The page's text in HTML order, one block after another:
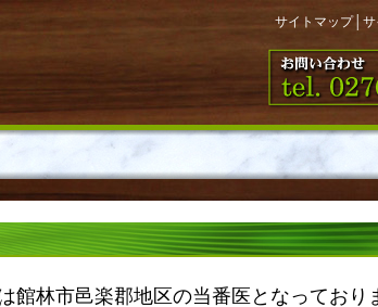
サイトマップ│
館林市邑楽郡地区の当番医となっており